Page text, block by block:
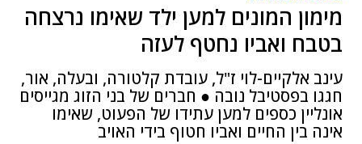
מימון המונים למען ילד שאימו נרצחה
בטבח ואביו נחטף לעזה
עינב אלקיים-לוי ז"ל, עובדת קלטורה, ובעלה, אור,
חגגו בפסטיבל נובה ● חברים של בני הזוג מגייסים
אונליין כספים למען עתידו של הפעוט, שאימו
אינה בין החיים ואביו חטוף בידי האויב